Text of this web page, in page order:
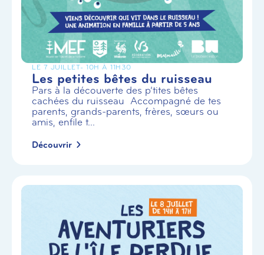
LE 7 JUILLET- 10H À 11H30
Les petites bêtes du ruisseau
Pars à la découverte des p’tites bêtes
cachées du ruisseau Accompagné de tes
parents, grands-parents, frères, sœurs ou
amis, enfile t...
Découvrir